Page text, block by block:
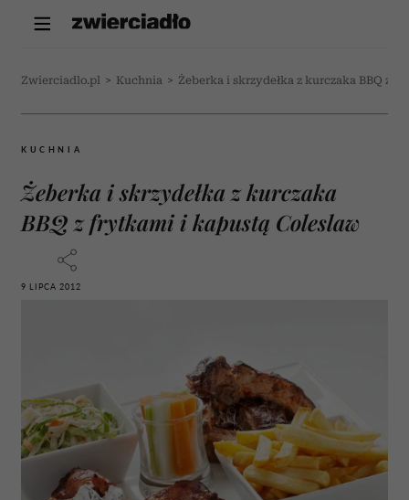
Zwierciadlo.pl > Kuchnia > Żeberka i skrzydełka z kurczaka BBQ z
KUCHNIA
Żeberka i skrzydełka z kurczaka
BBQ z frytkami i kapustą Coleslaw
9 LIPCA 2012